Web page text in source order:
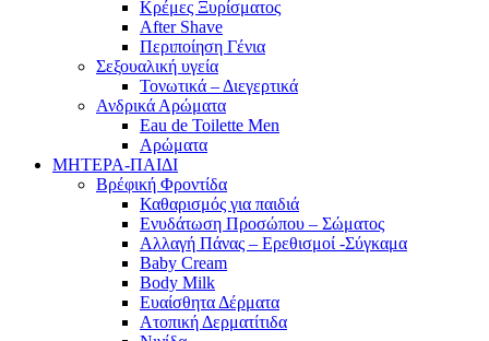
Κρέμες Ξυρίσματος
After Shave
Περιποίηση Γένια
Σεξουαλική υγεία
Τονωτικά – Διεγερτικά
Ανδρικά Αρώματα
Eau de Toilette Men
Αρώματα
ΜΗΤΕΡΑ-ΠΑΙΔΙ
Βρέφική Φροντίδα
Καθαρισμός για παιδιά
Ενυδάτωση Προσώπου – Σώματος
Αλλαγή Πάνας – Ερεθισμοί -Σύγκαμα
Baby Cream
Body Milk
Ευαίσθητα Δέρματα
Ατοπική Δερματίτιδα